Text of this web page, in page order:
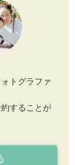
トグラファ
することが